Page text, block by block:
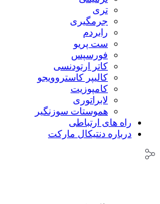
تری
جرمگیری
رابردم
ست پریو
فورسپس
کاتر ارتودنسی
کالیپر کاستروویجو
کامپوزیت
لابراتوری
هموستات سوزنگیر
راه های ارتباطی
درباره دنتیکال مارکت